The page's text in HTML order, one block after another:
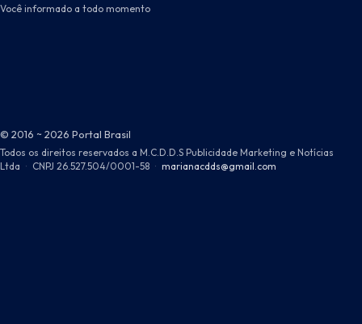
Você informado a todo momento
© 2016 ~ 2026 Portal Brasil
Todos os direitos reservados a M.C.D.D.S Publicidade Marketing e Notícias
Ltda · CNPJ 26.527.504/0001-58 · marianacdds@gmail.com